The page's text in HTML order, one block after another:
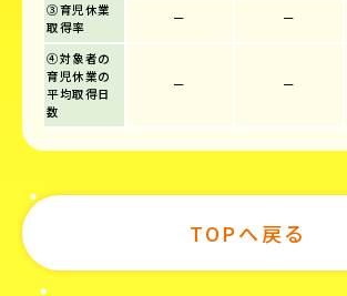
③育児休業
取得率
ー ー
④対象者の
育児休業の
平均取得日
数
ー ー
TOPへ戻る